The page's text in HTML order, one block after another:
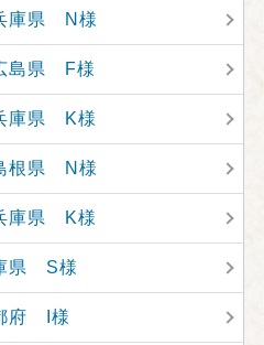
庫県 N様
島県 F様
庫県 K様
根県 N様
庫県 K様
県 S様
府 I様